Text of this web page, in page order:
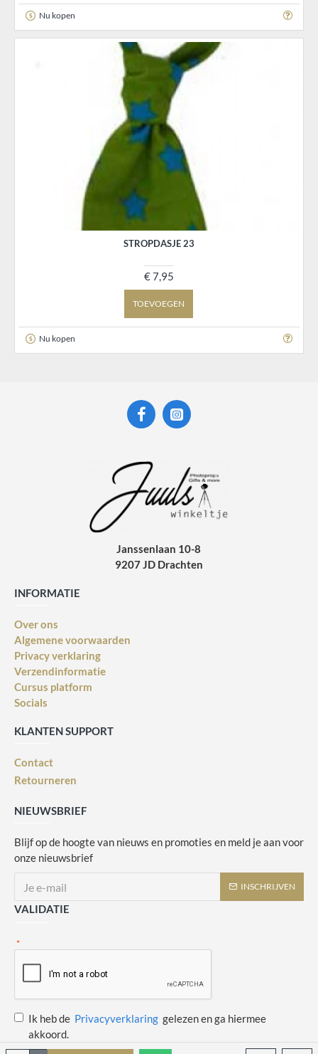
Nu kopen
STROPDASJE 23
€ 7,95
TOEVOEGEN
Nu kopen
Janssenlaan 10-8
9207 JD Drachten
INFORMATIE
Over ons
Algemene voorwaarden
Privacy verklaring
Verzendinformatie
Cursus platform
Socials
KLANTEN SUPPORT
Contact
Retourneren
NIEUWSBRIEF
Blijf op de hoogte van nieuws en promoties en meld je aan voor
onze nieuwsbrief
INSCHRIJVEN
VALIDATIE
Ik heb de Privacyverklaring gelezen en ga hiermee
akkoord.